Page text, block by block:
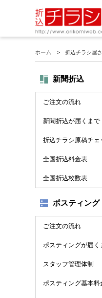
ホーム 折込チラシ屋
新聞折込
ご注文の流れ
新聞折込が届くまで
折込チラシ原稿チェ
全国折込料金表
全国折込枚数表
ポスティング
ご注文の流れ
ポスティングが届く
スタッフ管理体制
ポスティング基本料